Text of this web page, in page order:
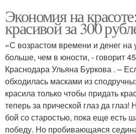
Экономия на
красивой за 300
«С возрастом времени и денег на
больше, чем в юности, - говорит
Краснодара Ульяна Буркова . –
обходилась масками из
красила только чтобы придать
теперь за прической глаз да
бой со старостью, пока еще есть
победу. Но пробивающаяся